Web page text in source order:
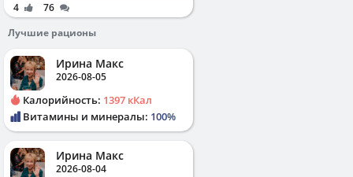
4
76
Лучшие рационы
Ирина Макс
2026-08-05
Калорийность: 1397 кКал
Витамины и минералы: 100%
Ирина Макс
2026-08-04